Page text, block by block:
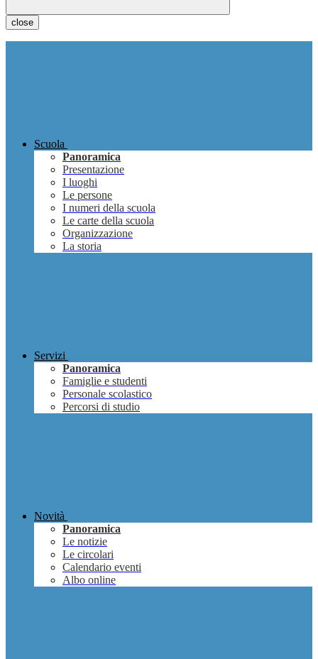
close
Scuola
Panoramica
Presentazione
I luoghi
Le persone
I numeri della scuola
Le carte della scuola
Organizzazione
La storia
Servizi
Panoramica
Famiglie e studenti
Personale scolastico
Percorsi di studio
Novità
Panoramica
Le notizie
Le circolari
Calendario eventi
Albo online